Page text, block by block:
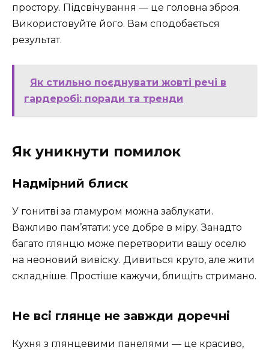
простору. Підсвічування — це головна зброя.
Використовуйте його. Вам сподобається
результат.
Як стильно поєднувати жовті речі в
гардеробі: поради та тренди
Як уникнути помилок
Надмірний блиск
У гонитві за гламуром можна заблукати.
Важливо пам’ятати: усе добре в міру. Занадто
багато глянцю може перетворити вашу оселю
на неоновий вивіску. Дивиться круто, але жити
складніше. Простіше кажучи, блищіть стримано.
Не всі глянце не завжди доречні
Кухня з глянцевими панелями — це красиво,